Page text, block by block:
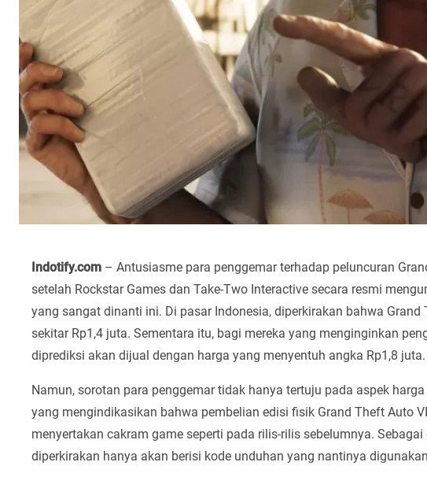
Indotify.com – Antusiasme para penggemar terhadap peluncuran
setelah Rockstar Games dan Take-Two Interactive secara resmi
yang sangat dinanti ini. Di pasar Indonesia, diperkirakan bahwa
sekitar Rp1,4 juta. Sementara itu, bagi mereka yang menginginkan
diprediksi akan dijual dengan harga yang menyentuh angka Rp1,8 juta.
Namun, sorotan para penggemar tidak hanya tertuju pada aspek
yang mengindikasikan bahwa pembelian edisi fisik Grand Theft Auto
menyertakan cakram game seperti pada rilis-rilis sebelumnya.
diperkirakan hanya akan berisi kode unduhan yang nantinya